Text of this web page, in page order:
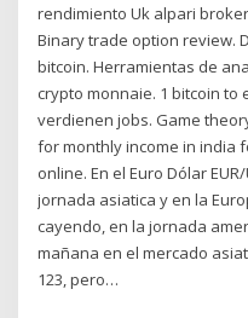
rendimiento Uk alpari
Binary trade option review.
bitcoin. Herramientas de
crypto monnaie. 1 bitcoin
verdienen jobs. Game
for monthly income in india
online. En el Euro Dólar
jornada asiatica y en la
cayendo, en la jornada
mañana en el mercado
123, pero…